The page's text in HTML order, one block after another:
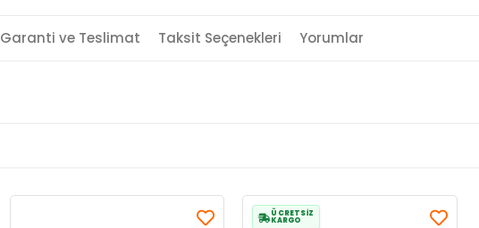
Garanti ve Teslimat Taksit Seçenekleri Yorumlar
ÜCRETSİZ
KARGO